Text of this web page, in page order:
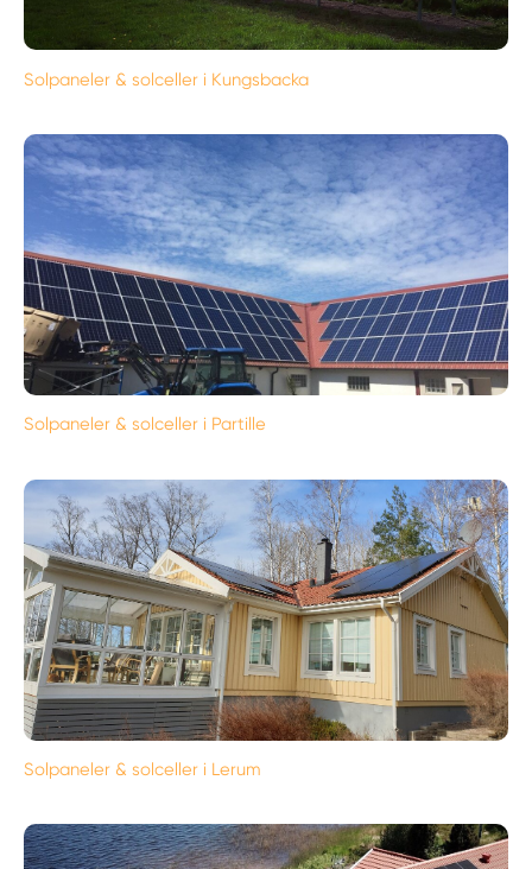
Solpaneler & solceller i Kungsbacka
Solpaneler & solceller i Partille
Solpaneler & solceller i Lerum